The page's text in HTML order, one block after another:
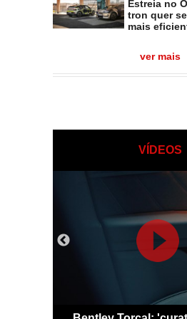
Estreia no
tron quer
mais
ver mais
VÍDEOS